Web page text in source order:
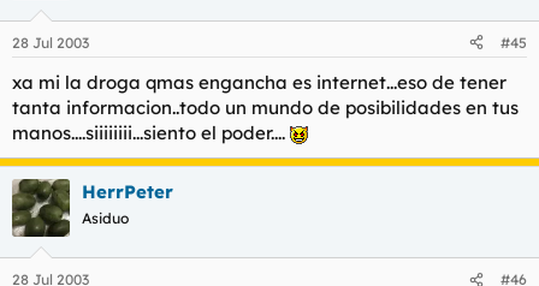
28 Jul 2003 #45
xa mi la droga qmas engancha es internet...eso de tener
tanta informacion..todo un mundo de posibilidades en tus
manos....siiiiiiii...siento el poder....
HerrPeter
Asiduo
28 Jul 2003 #46